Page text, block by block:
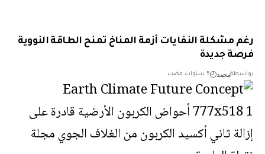
مشكلة النفايات أزمة المناخ تمنح الطاقة النووية
جديدة
محمد 5 سنوات مضت